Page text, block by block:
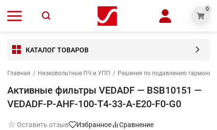
0
КАТАЛОГ ТОВАРОВ
Главная / Низковольтные ПЧ и УПП / Решения по подавлению
Активные фильтры VEDADF — BSB10151 —
VEDADF-P-AHF-100-T4-33-A-E20-F0-G0
Оставить отзыв Избранное Сравнение